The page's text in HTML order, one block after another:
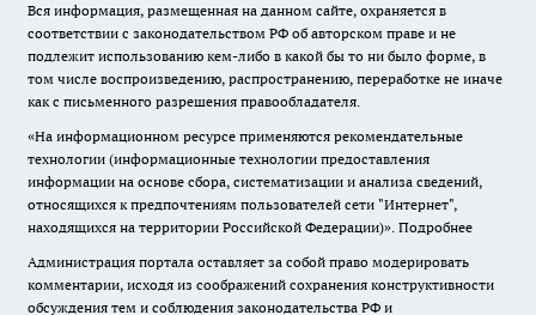
Вся информация, размещенная на данном сайте, охраняется в
соответствии с законодательством РФ об авторском праве и не
подлежит использованию кем-либо в какой бы то ни было форме, в
том числе воспроизведению, распространению, переработке не иначе
как с письменного разрешения правообладателя.
«На информационном ресурсе применяются рекомендательные
технологии (информационные технологии предоставления
информации на основе сбора, систематизации и анализа сведений,
относящихся к предпочтениям пользователей сети "Интернет",
находящихся на территории Российской Федерации)». Подробнее
Администрация портала оставляет за собой право модерировать
комментарии, исходя из соображений сохранения конструктивности
обсуждения тем и соблюдения законодательства РФ и